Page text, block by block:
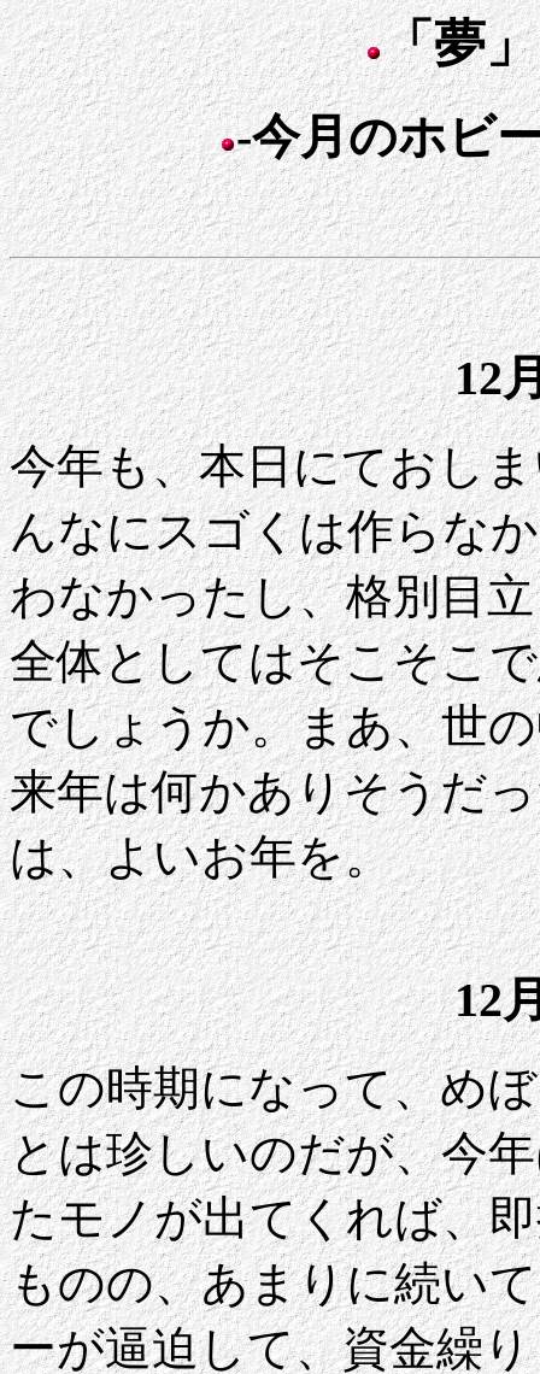
「夢
-今月のホビ
12
今年も、本日にておし
んなにスゴくは作らな
わなかったし、格別目
全体としてはそこそこ
でしょうか。まあ、世
来年は何かありそうだ
は、よいお年を。
12
この時期になって、め
とは珍しいのだが、今
たモノが出てくれば、
ものの、あまりに続い
ーが逼迫して、資金繰